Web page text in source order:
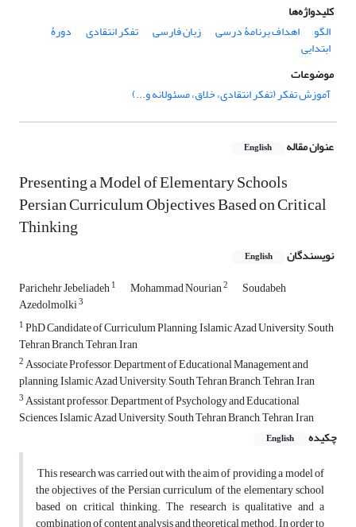
کلیدواژه‌ها
الگو
اهداف برنامۀ درسی زبان فارسی تفکر انتقادی دورۀ
ابتدایی
موضوعات
آموزش تفکر (تفکر انتقادی، خلاق، مسئولانه و...)
عنوان مقاله English
Presenting a Model of Elementary Schools
Persian Curriculum Objectives Based on Critical
Thinking
نویسندگان English
Parichehr Jebeliadeh1 Mohammad Nourian2 Soudabeh
Azedolmolki3
1PhD Candidate of Curriculum Planning, Islamic Azad University, South
Tehran Branch, Tehran, Iran
2Associate Professor, Department of Educational Management and
planning, Islamic Azad University, South Tehran Branch, Tehran, Iran
3Assistant professor, Department of Psychology and Educational
Sciences, Islamic Azad University, South Tehran Branch, Tehran, Iran
چکیده
English
This research was carried out with the aim of providing a model of
the objectives of the Persian curriculum of the elementary school
based on critical thinking. The research is qualitative and a